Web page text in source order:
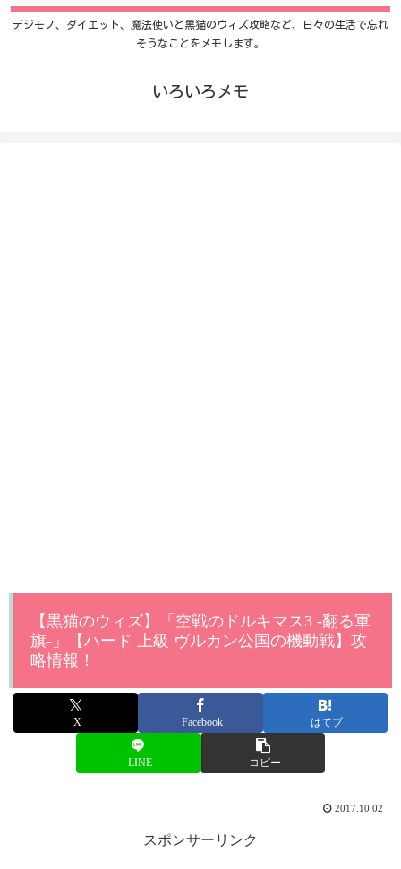
デジモノ、ダイエット、魔法使いと黒猫のウィズ攻略など、日々の生活で忘れ
そうなことをメモします。
いろいろメモ
【黒猫のウィズ】「空戦のドルキマス3 -翻る軍
旗-」【ハード 上級 ヴルカン公国の機動戦】攻
略情報！
X Facebook はてブ
LINE コピー
2017.10.02
スポンサーリンク